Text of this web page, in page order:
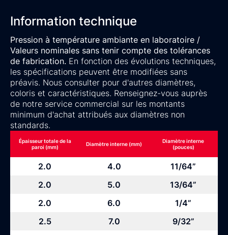
Information technique
Pression à température ambiante en laboratoire /
Valeurs nominales sans tenir compte des tolérances
de fabrication. En fonction des évolutions techniques,
les spécifications peuvent être modifiées sans
préavis. Nous consulter pour d'autres diamètres,
coloris et caractéristiques. Renseignez-vous auprès
de notre service commercial sur les montants
minimum d'achat attribués aux diamètres non
standards.
Épaisseur totale de la
paroi (mm)
Diamètre interne (mm)
Diamètre interne
(pouces)
2.0 4.0
11/64”
2.0
5.0
13/64”
2.0
6.0
1/4”
2.5
7.0
9/32”